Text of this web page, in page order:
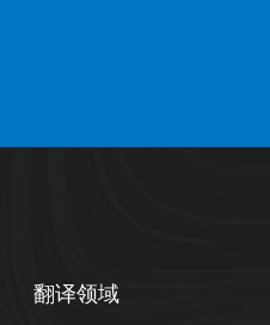
翻译领域